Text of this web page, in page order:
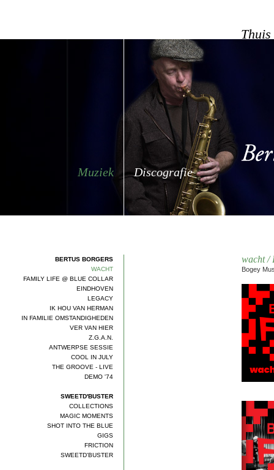
wacht /
Bogey
Thuis
Discografie
Muziek
BERTUS BORGERS
WACHT
FAMILY LIFE @ BLUE COLLAR
EINDHOVEN
LEGACY
IK HOU VAN HERMAN
IN FAMILIE OMSTANDIGHEDEN
VER VAN HIER
Z.G.A.N.
ANTWERPSE SESSIE
COOL IN JULY
THE GROOVE - LIVE
DEMO '74
SWEETD'BUSTER
COLLECTIONS
MAGIC MOMENTS
SHOT INTO THE BLUE
GIGS
FRICTION
SWEETD'BUSTER